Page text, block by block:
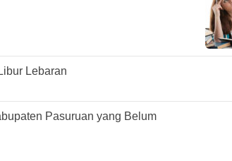
Lebaran
Pasuruan yang Belum